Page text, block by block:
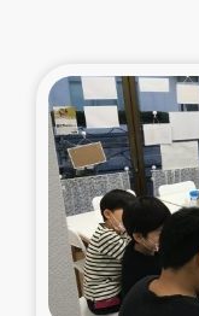
東
大
シリア国